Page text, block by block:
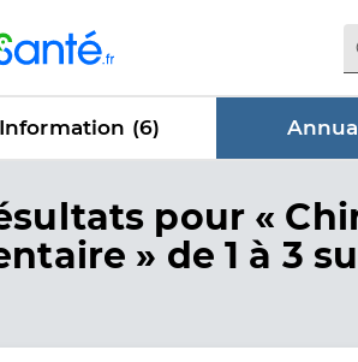
Information (6)
dans
pour «
» de 1 à 3
cookies